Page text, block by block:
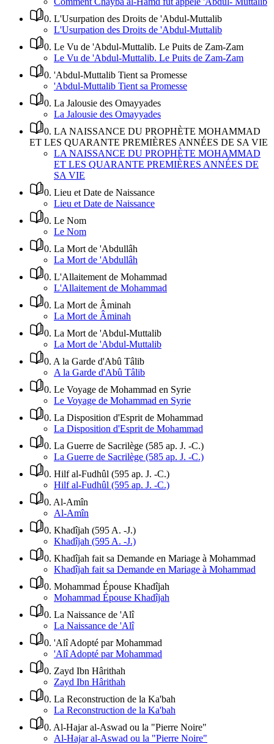
0. L'Usurpation des Droits de 'Abdul-Muttalib
L'Usurpation des Droits de 'Abdul-Muttalib
0. Le Vu de 'Abdul-Muttalib. Le Puits de Zam-Zam
Le Vu de 'Abdul-Muttalib. Le Puits de Zam-Zam
0. 'Abdul-Muttalib Tient sa Promesse
'Abdul-Muttalib Tient sa Promesse
0. La Jalousie des Omayyades
La Jalousie des Omayyades
0. LA NAISSANCE DU PROPHÈTE MOHAMMAD
ET LES QUARANTE PREMIÈRES ANNÉES DE SA VIE
LA NAISSANCE DU PROPHÈTE MOHAMMAD
ET LES QUARANTE PREMIÈRES ANNÉES DE
SA VIE
0. Lieu et Date de Naissance
Lieu et Date de Naissance
0. Le Nom
Le Nom
0. La Mort de 'Abdullâh
La Mort de 'Abdullâh
0. L'Allaitement de Mohammad
L'Allaitement de Mohammad
0. La Mort de Âminah
La Mort de Âminah
0. La Mort de 'Abdul-Muttalib
La Mort de 'Abdul-Muttalib
0. A la Garde d'Abû Tâlib
A la Garde d'Abû Tâlib
0. Le Voyage de Mohammad en Syrie
Le Voyage de Mohammad en Syrie
0. La Disposition d'Esprit de Mohammad
La Disposition d'Esprit de Mohammad
0. La Guerre de Sacrilège (585 ap. J. -C.)
La Guerre de Sacrilège (585 ap. J. -C.)
0. Hilf al-Fudhûl (595 ap. J. -C.)
Hilf al-Fudhûl (595 ap. J. -C.)
0. Al-Amîn
Al-Amîn
0. Khadîjah (595 A. -J.)
Khadîjah (595 A. -J.)
0. Khadîjah fait sa Demande en Mariage à Mohammad
Khadîjah fait sa Demande en Mariage à Mohammad
0. Mohammad Épouse Khadîjah
Mohammad Épouse Khadîjah
0. La Naissance de 'Alî
La Naissance de 'Alî
0. 'Alî Adopté par Mohammad
'Alî Adopté par Mohammad
0. Zayd Ibn Hârithah
Zayd Ibn Hârithah
0. La Reconstruction de la Ka'bah
La Reconstruction de la Ka'bah
0. Al-Hajar al-Aswad ou la "Pierre Noire"
Al-Hajar al-Aswad ou la "Pierre Noire"